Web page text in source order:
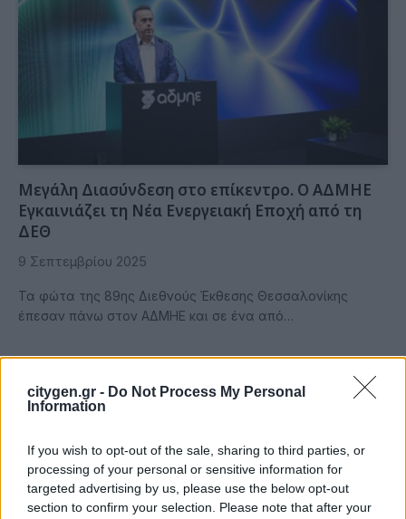
citygen.gr - Do Not Process My Personal
Information
If you wish to opt-out of the sale, sharing to third parties, or
processing of your personal or sensitive information for
targeted advertising by us, please use the below opt-out
section to confirm your selection. Please note that after your
Μεγάλη Διασύνδεση στο επίκεντρο. Ο ΑΔΜΗΕ
Εγκαινιάζει τη Νέα Ενεργειακή Εποχή από τη
ΔΕΘ
9 Σεπτεμβρίου 2025
Τα φώτα της 89ης Διεθνούς Έκθεσης Θεσσαλονίκης
έπεσαν πάνω στον ΑΔΜΗΕ και σε ένα από…